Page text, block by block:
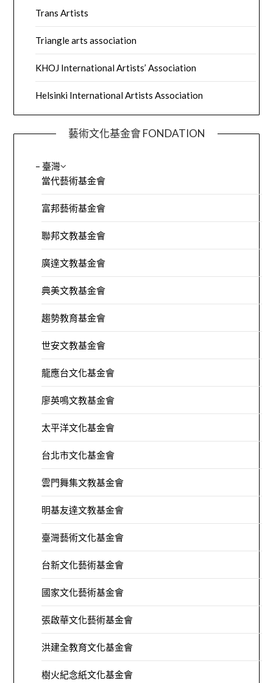
Trans Artists
Triangle arts association
KHOJ International Artists’ Association
Helsinki International Artists Association
藝術文化基金會 FONDATION
– 臺灣
當代藝術基金會
富邦藝術基金會
聯邦文教基金會
廣達文教基金會
典美文教基金會
趨勢教育基金會
世安文教基金會
龍應台文化基金會
廖英鳴文教基金會
太平洋文化基金會
台北市文化基金會
雲門舞集文教基金會
明基友達文教基金會
臺灣藝術文化基金會
台新文化藝術基金會
國家文化藝術基金會
張啟華文化藝術基金會
洪建全教育文化基金會
樹火紀念紙文化基金會